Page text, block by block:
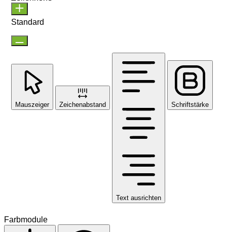
Standard
Mauszeiger Zeichenabstand
Text ausrichten
Schriftstärke
Farbmodule